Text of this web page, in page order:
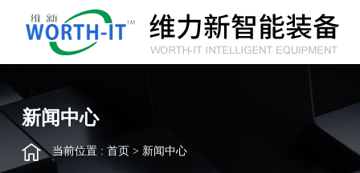
新闻中心
当前位置 : 首页 > 新闻中心